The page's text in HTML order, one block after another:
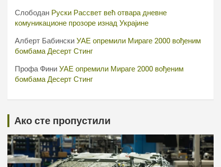
Слободан Руски Рассвет већ отвара дневне
комуникационе прозоре изнад Украјине
Алберт Бабински УАЕ опремили Мираге 2000 вођеним
бомбама Десерт Стинг
Профа Фини УАЕ опремили Мираге 2000 вођеним
бомбама Десерт Стинг
Ако сте пропустили